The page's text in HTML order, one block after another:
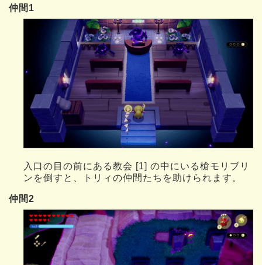
仲間1
入口の目の前にある教会 [1] の中にいる槍モリブリ
ンを倒すと、トリィの仲間たちを助けられます。
仲間2